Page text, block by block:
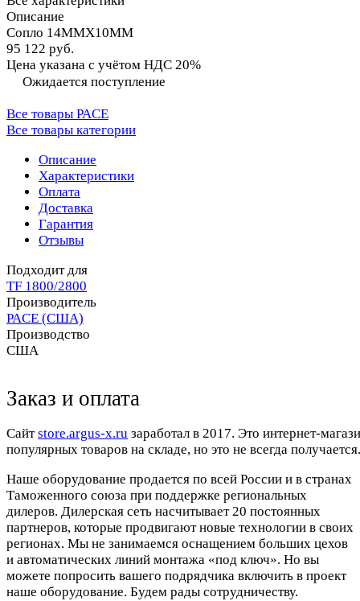
Описание
Сопло 14MMX10MM
95 122 руб.
Цена указана с учётом НДС 20%
Ожидается поступление
Все товары PACE
Все товары категории
Описание
Характеристики
Оплата
Доставка
Гарантия
Отзывы
Подходит для
TF 1800/2800
Производитель
PACE (США)
Производство
США
Заказ и оплата
Cайтstore.argus-x.ru заработал в 2017. Это интернет-
популярных товаров на складе, но это не всегда
Наше оборудование продается по всей России и в странах
Таможенного союза при поддержке региональных
дилеров. Дилерская сеть насчитывает 20 постоянных
партнеров, которые продвигают новые технологии в своих
регионах. Мы не занимаемся оснащением больших цехов
и автоматических линий монтажа «под ключ». Но вы
можете попросить вашего подрядчика включить в проект
наше оборудование. Будем рады сотрудничеству.